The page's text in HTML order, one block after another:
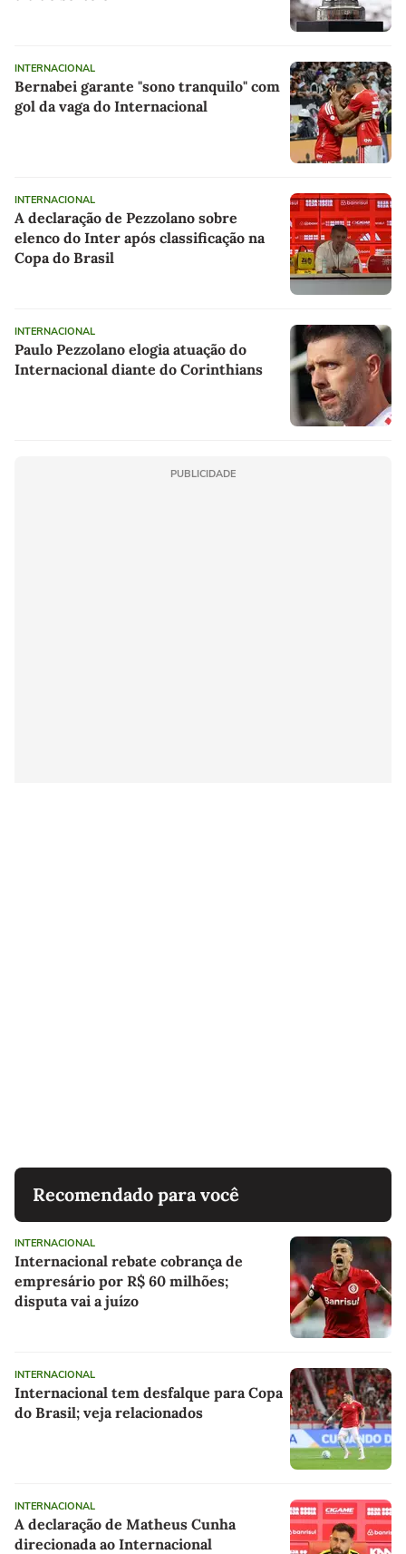
INTERNACIONAL
Bernabei garante "sono tranquilo" com
gol da vaga do Internacional
INTERNACIONAL
A declaração de Pezzolano sobre
elenco do Inter após classificação na
Copa do Brasil
INTERNACIONAL
Paulo Pezzolano elogia atuação do
Internacional diante do Corinthians
PUBLICIDADE
Recomendado para você
INTERNACIONAL
Internacional rebate cobrança de
empresário por R$ 60 milhões;
disputa vai a juízo
INTERNACIONAL
Internacional tem desfalque para Copa
do Brasil; veja relacionados
INTERNACIONAL
A declaração de Matheus Cunha
direcionada ao Internacional